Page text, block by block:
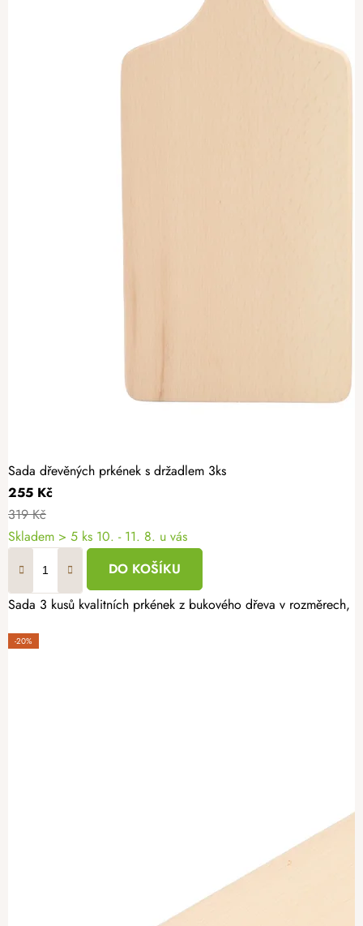
Sada dřevěných prkének s držadlem 3ks
255 Kč
319 Kč
Skladem > 5 ks 10. - 11. 8. u vás
DO KOŠÍKU
Sada 3 kusů kvalitních prkének z bukového dřeva v rozměrech,
-20%